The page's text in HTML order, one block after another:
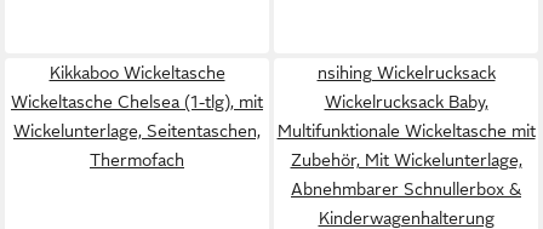
Kikkaboo Wickeltasche
Wickeltasche Chelsea (1-tlg), mit
Wickelunterlage, Seitentaschen,
Thermofach
nsihing Wickelrucksack
Wickelrucksack Baby,
Multifunktionale Wickeltasche mit
Zubehör, Mit Wickelunterlage,
Abnehmbarer Schnullerbox &
Kinderwagenhalterung